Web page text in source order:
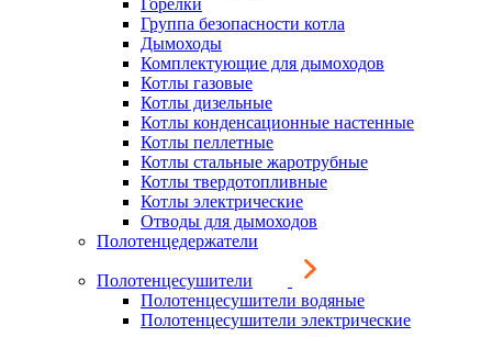
Горелки
Группа безопасности котла
Дымоходы
Комплектующие для дымоходов
Котлы газовые
Котлы дизельные
Котлы конденсационные настенные
Котлы пеллетные
Котлы стальные жаротрубные
Котлы твердотопливные
Котлы электрические
Отводы для дымоходов
Полотенцедержатели
Полотенцесушители
Полотенцесушители водяные
Полотенцесушители электрические